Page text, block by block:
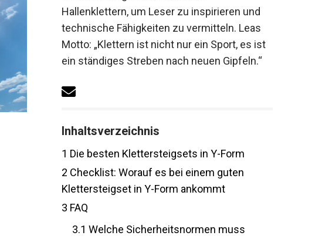
Hallenklettern, um Leser zu inspirieren und
technische Fähigkeiten zu vermitteln. Leas
Motto: „Klettern ist nicht nur ein Sport, es
ist ein ständiges Streben nach neuen
Inhaltsverzeichnis
Die besten Klettersteigsets in Y-Form
Checklist: Worauf es bei einem guten
Klettersteigset in Y-Form ankommt
FAQ